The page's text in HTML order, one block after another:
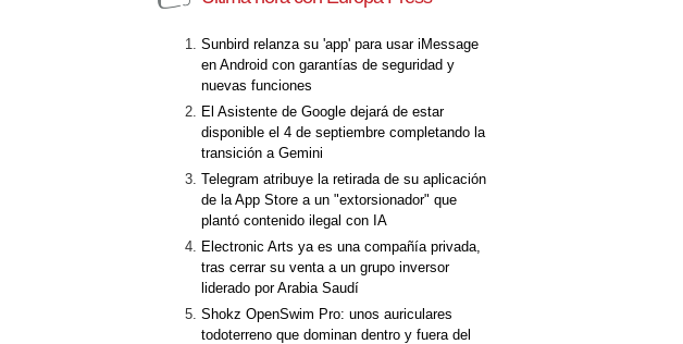
Sunbird relanza su 'app' para usar iMessage
en Android con garantías de seguridad y
nuevas funciones
El Asistente de Google dejará de estar
disponible el 4 de septiembre completando la
transición a Gemini
Telegram atribuye la retirada de su aplicación
de la App Store a un "extorsionador" que
plantó contenido ilegal con IA
Electronic Arts ya es una compañía privada,
tras cerrar su venta a un grupo inversor
liderado por Arabia Saudí
Shokz OpenSwim Pro: unos auriculares
todoterreno que dominan dentro y fuera del